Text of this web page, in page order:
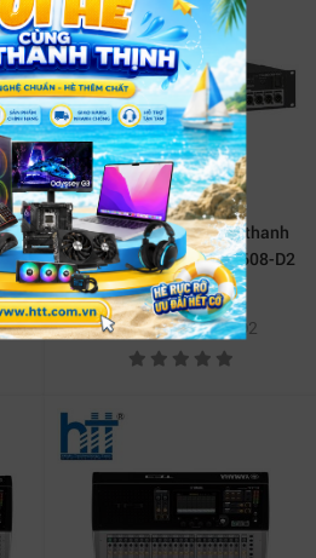
Bộ mở rộng kết nối âm thanh
Rack I/O Yamaha TIO1608-D2
Liên hệ
MSP: TT-TIO1608-D2